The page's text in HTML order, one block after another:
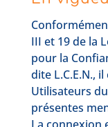
III et 19 de la
pour la
dite L.C.E.N.,
Utilisateurs
présentes